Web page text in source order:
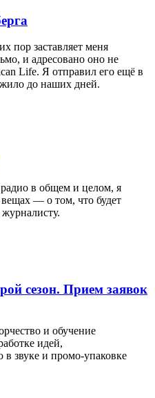
пор заставляет меня
и адресовано оно не
Life. Я отправил его ещё в
до наших дней.
в общем и целом, я
— о том, что будет
сезон. Прием заявок
и обучение
идей,
звуке и промо-упаковке